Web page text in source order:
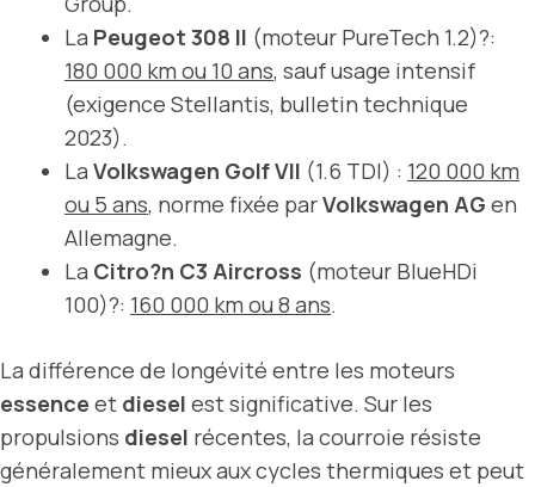
La Peugeot 308 II (moteur PureTech 1.2)?:
180 000 km ou 10 ans, sauf usage intensif
(exigence Stellantis, bulletin technique
2023).
La Volkswagen Golf VII (1.6 TDI) : 120 000 km
ou 5 ans, norme fixée parVolkswagen AG en
Allemagne.
La Citro?n C3 Aircross (moteur BlueHDi
100)?: 160 000 km ou 8 ans.
La différence de longévité entre les moteurs
essence et diesel est significative. Sur les
propulsions diesel récentes, la courroie résiste
généralement mieux aux cycles thermiques et peut